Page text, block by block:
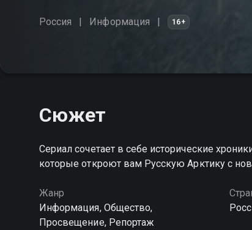
Россия Информация 16+
Сюжет
Сериал сочетает в себе исторические
которые откроют вам Русскую Арктику с
Жанр
Информация, Общество,
Просвещение, Репортаж